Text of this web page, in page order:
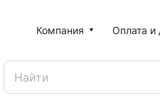
Компания Оплата и